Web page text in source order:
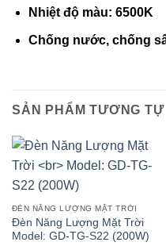
Nhiệt độ màu: 6500K
Chống nước, chống
SẢN PHẨM TƯƠNG TỰ
ĐÈN NĂNG LƯỢNG MẶT TRỜI
Đèn Năng Lượng Mặt Trời
Model: GD-TG-S22 (200W)